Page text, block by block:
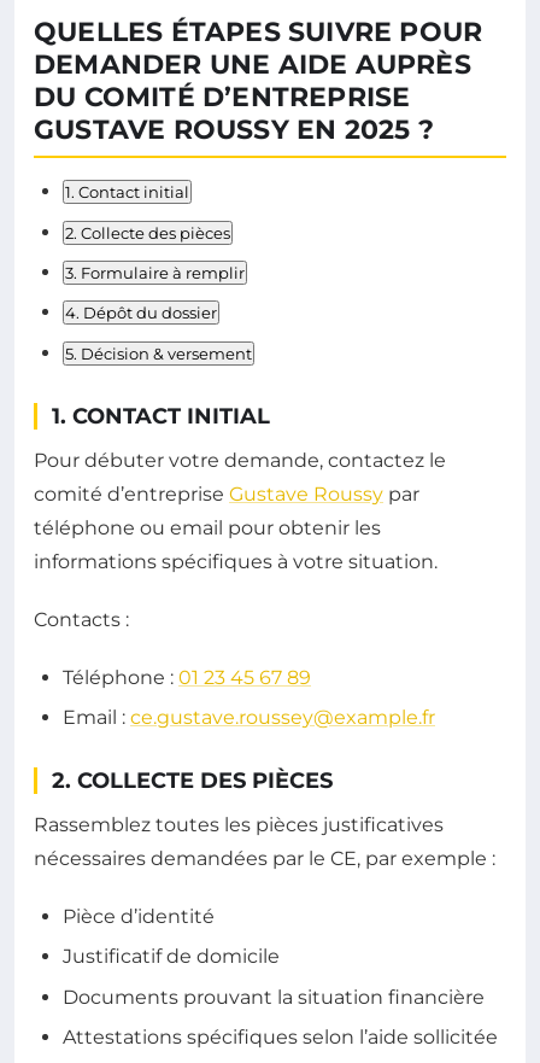
QUELLES ÉTAPES SUIVRE POUR
DEMANDER UNE AIDE AUPRÈS
DU COMITÉ D’ENTREPRISE
GUSTAVE ROUSSY EN 2025 ?
1. Contact initial
2. Collecte des pièces
3. Formulaire à remplir
4. Dépôt du dossier
5. Décision & versement
1. CONTACT INITIAL
Pour débuter votre demande, contactez le
comité d’entreprise Gustave Roussy par
téléphone ou email pour obtenir les
informations spécifiques à votre situation.
Contacts :
Téléphone : 01 23 45 67 89
Email : ce.gustave.roussey@example.fr
2. COLLECTE DES PIÈCES
Rassemblez toutes les pièces justificatives
nécessaires demandées par le CE, par exemple :
Pièce d’identité
Justificatif de domicile
Documents prouvant la situation financière
Attestations spécifiques selon l’aide sollicitée